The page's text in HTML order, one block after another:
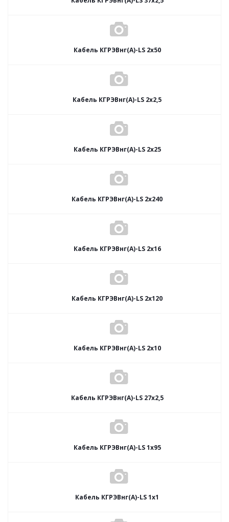
Кабель КГРЭВнг(А)-LS 2х50
Кабель КГРЭВнг(А)-LS 2х2,5
Кабель КГРЭВнг(А)-LS 2х25
Кабель КГРЭВнг(А)-LS 2х240
Кабель КГРЭВнг(А)-LS 2х16
Кабель КГРЭВнг(А)-LS 2х120
Кабель КГРЭВнг(А)-LS 2х10
Кабель КГРЭВнг(А)-LS 27х2,5
Кабель КГРЭВнг(А)-LS 1х95
Кабель КГРЭВнг(А)-LS 1х1